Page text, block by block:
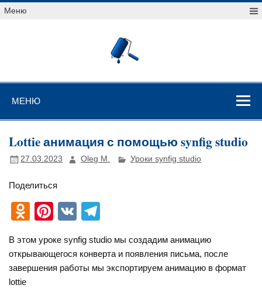
Перейти
Меню
графики
МЕНЮ
Lottie анимация с помощью synfig studio
27.03.2023 Oleg M. Уроки synfig studio
Поделиться
O
n
o
Pi
er
e
V
e
gr
В этом уроке synfig studio мы создадим анимацию
открывающегося конверта и появления письма, после
завершения работы мы экспортируем анимацию в формат
lottie